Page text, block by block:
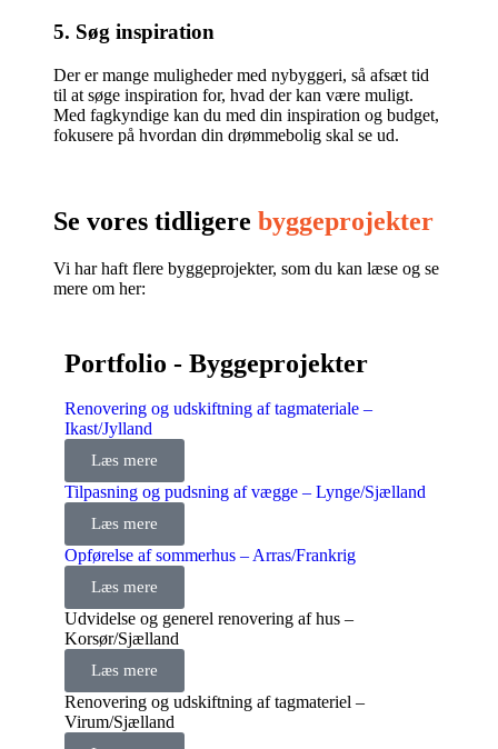
5. Søg inspiration
Der er mange muligheder med nybyggeri, så afsæt tid
til at søge inspiration for, hvad der kan være muligt.
Med fagkyndige kan du med din inspiration og budget,
fokusere på hvordan din drømmebolig skal se ud.
Se vores tidligere byggeprojekter
Vi har haft flere byggeprojekter, som du kan læse og se
mere om her:
Portfolio - Byggeprojekter
Renovering og udskiftning af tagmateriale –
Ikast/Jylland
Læs mere
Tilpasning og pudsning af vægge – Lynge/Sjælland
Læs mere
Opførelse af sommerhus – Arras/Frankrig
Læs mere
Udvidelse og generel renovering af hus –
Korsør/Sjælland
Læs mere
Renovering og udskiftning af tagmateriel –
Virum/Sjælland